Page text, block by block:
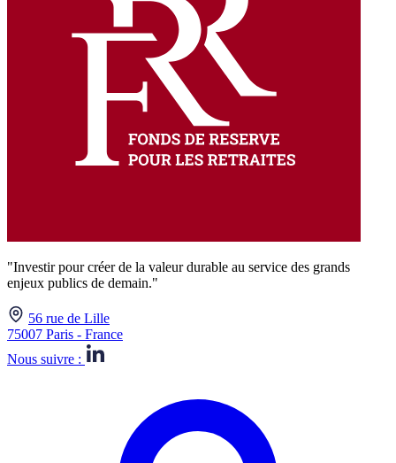
"Investir pour créer de la valeur durable au service des grands
enjeux publics de demain."
56 rue de Lille
75007 Paris - France
Nous suivre :